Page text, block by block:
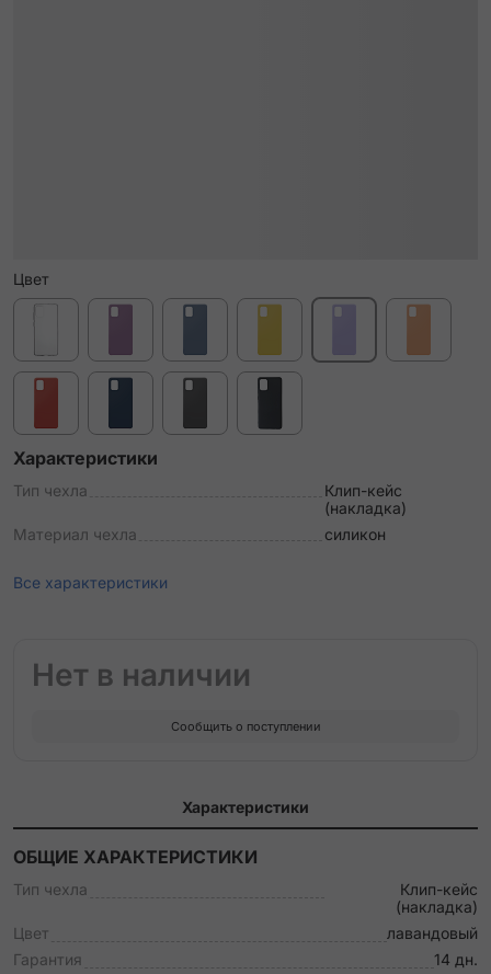
Цвет
Характеристики
Тип чехла
Клип-кейс
(накладка)
Материал чехла
силикон
Все характеристики
Нет в наличии
Сообщить о поступлении
Характеристики
ОБЩИЕ ХАРАКТЕРИСТИКИ
Тип чехла
Клип-кейс
(накладка)
Цвет
лавандовый
Гарантия
14 дн.